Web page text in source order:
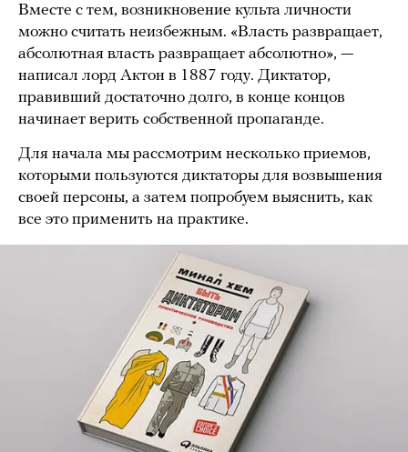
Вместе с тем, возникновение культа личности
можно считать неизбежным. «Власть развращает,
абсолютная власть развращает абсолютно», —
написал лорд Актон в 1887 году. Диктатор,
правивший достаточно долго, в конце концов
начинает верить собственной пропаганде.
Для начала мы рассмотрим несколько приемов,
которыми пользуются диктаторы для возвышения
своей персоны, а затем попробуем выяснить, как
все это применить на практике.